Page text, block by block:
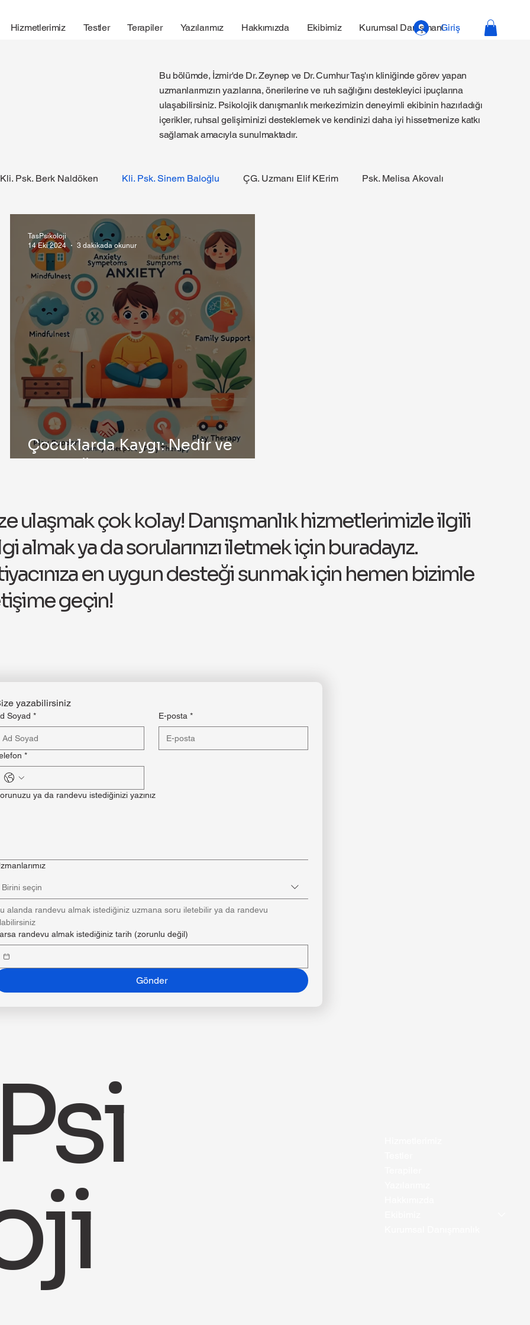
Hizmetlerimiz Testler Terapiler Yazılarımız Hakkımızda Ekibimiz Kurumsal DanışmanlıkGiriş
Bu bölümde, İzmir'de Dr. Zeynep ve Dr. Cumhur Taş'ın kliniğinde görev yapan
uzmanlarımızın yazılarına, önerilerine ve ruh sağlığını destekleyici ipuçlarına
ulaşabilirsiniz. Psikolojik danışmanlık merkezimizin deneyimli ekibinin hazırladığı
içerikler, ruhsal gelişiminizi desteklemek ve kendinizi daha iyi hissetmenize katkı
sağlamak amacıyla sunulmaktadır.
ulaşmak çok kolay! Danışmanlık hizmetlerimizle ilgili
almak ya da sorularınızı iletmek için buradayız.
en uygun desteği sunmak için hemen bizimle
geçin!
yazabilirsiniz
Soyad * E-posta *
*
ya da randevu istediğinizi yazınız
Birini seçin
alanda randevu almak istediğiniz uzmana soru iletebilir ya da randevu
randevu almak istediğiniz tarih (zorunlu değil)
Gönder
Kli. Psk. Berk Naldöken Kli. Psk. Sinem Baloğlu ÇG. Uzmanı Elif KErim Psk. Melisa Akovalı
Çocuklarda Kaygı: Nedir ve
Nasıl Yönetilir?
TasPsikoloji
14 Eki 2024
3 dakikada okunur